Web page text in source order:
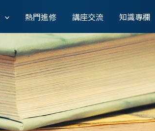
熱門進修 講座交流 知識專欄